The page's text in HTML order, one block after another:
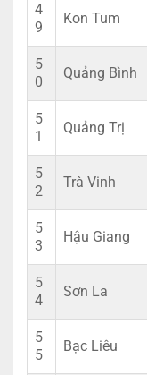
4
9
Kon Tum
5
0
Quảng Bình
5
1
Quảng Trị
5
2
Trà Vinh
5
3
Hậu Giang
5
4
Sơn La
5
5
Bạc Liêu